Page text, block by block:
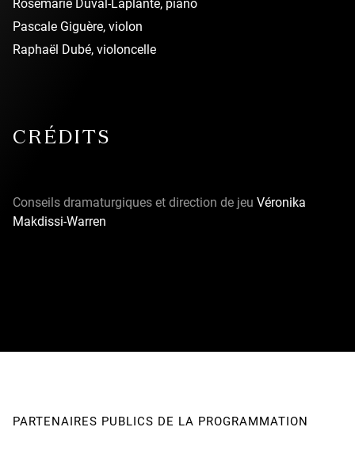
Rosemarie Duval-Laplante, piano
Pascale Giguère, violon
Raphaël Dubé, violoncelle
CRÉDITS
Conseils dramaturgiques et direction de jeu Véronika
Makdissi-Warren
PARTENAIRES PUBLICS DE LA PROGRAMMATION